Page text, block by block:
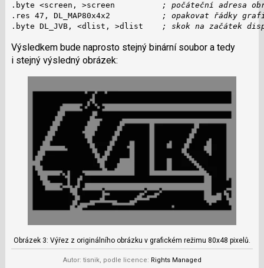
.byte <screen, >screen
; počáteční adresa
.res 47, DL_MAP80x4x2
; opakovat řádky
.byte DL_JVB, <dlist, >dlist
; skok na začátek
Výsledkem bude naprosto stejný binární soubor a tedy
i stejný výsledný obrázek:
Obrázek 3: Výřez z originálního obrázku v grafickém režimu 80x48 pixelů.
Autor: tisnik, podle licence: Rights Managed